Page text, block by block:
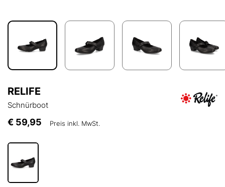
RELIFE
Schnürboot
€ 59,95 Preis inkl. MwSt.